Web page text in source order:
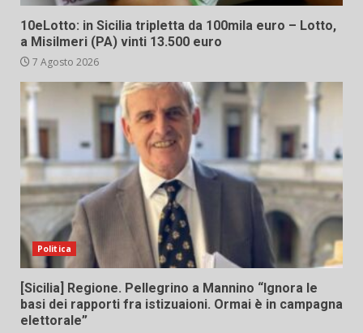
10eLotto: in Sicilia tripletta da 100mila euro – Lotto,
a Misilmeri (PA) vinti 13.500 euro
7 Agosto 2026
Politica
[Sicilia] Regione. Pellegrino a Mannino “Ignora le
basi dei rapporti fra istizuaioni. Ormai è in campagna
elettorale”